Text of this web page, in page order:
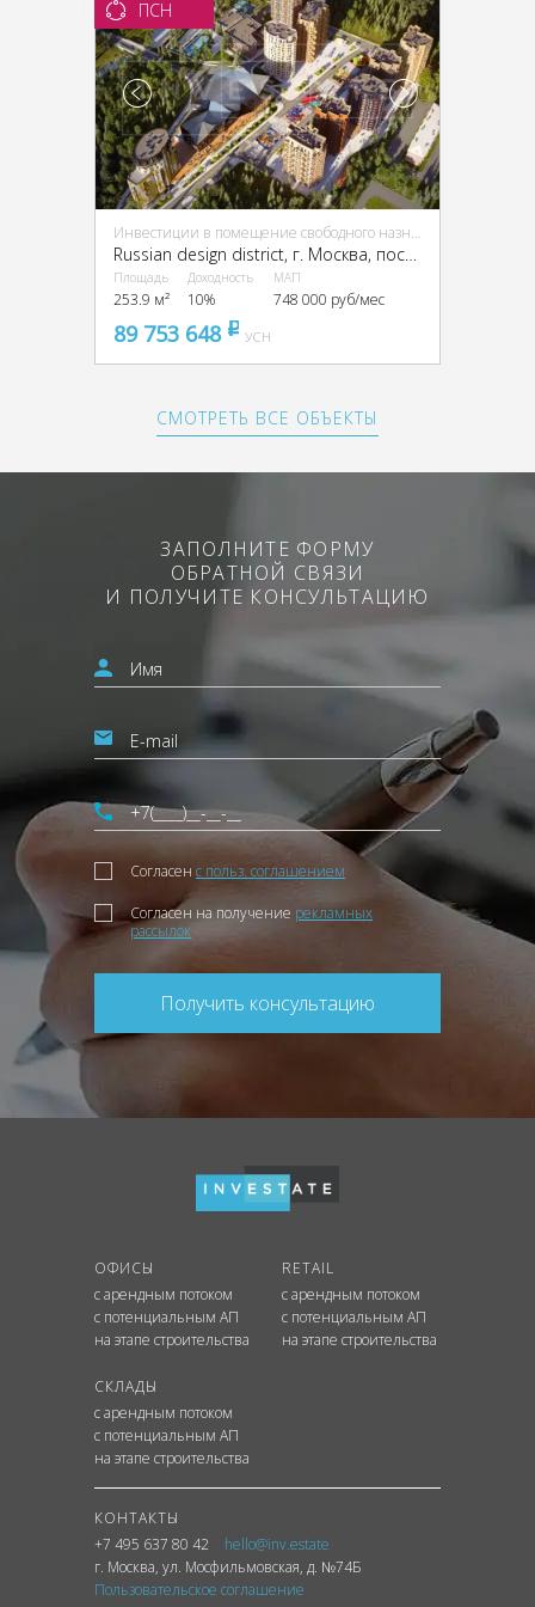
ПСН
Инвестиции в помещение свободного назначения (ПСН)
Russian design district, г. Москва, поселение Десеновское, посёлок Ватутинки, 1-я Ватутинская ул.
Площадь
253.9 м²
Доходность
10%
МАП
748 000 руб/мес
89 753 648 pуб
УСН
СМОТРЕТЬ ВСЕ ОБЪЕКТЫ
ЗАПОЛНИТЕ ФОРМУ
ОБРАТНОЙ СВЯЗИ
И ПОЛУЧИТЕ КОНСУЛЬТАЦИЮ
Согласен с польз. соглашением
Согласен на получение рекламных
рассылок
Получить консультацию
ОФИСЫ
с арендным потоком
с потенциальным АП
на этапе строительства
RETAIL
с арендным потоком
с потенциальным АП
на этапе строительства
СКЛАДЫ
с арендным потоком
с потенциальным АП
на этапе строительства
КОНТАКТЫ
+7 495 637 80 42
hello@inv.estate
г. Москва, ул. Мосфильмовская, д. №74Б
Пользовательское соглашение